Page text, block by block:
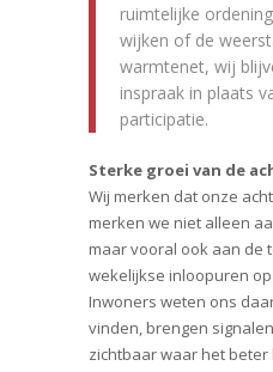
ruimtelijke
wijken of de
warmtenet, wij
inspraak in plaats
participatie.
Sterke groei van de
Wij merken dat onze
merken we niet alleen
maar vooral ook aan de
wekelijkse inloopuren op
Inwoners weten ons
vinden, brengen
zichtbaar waar het